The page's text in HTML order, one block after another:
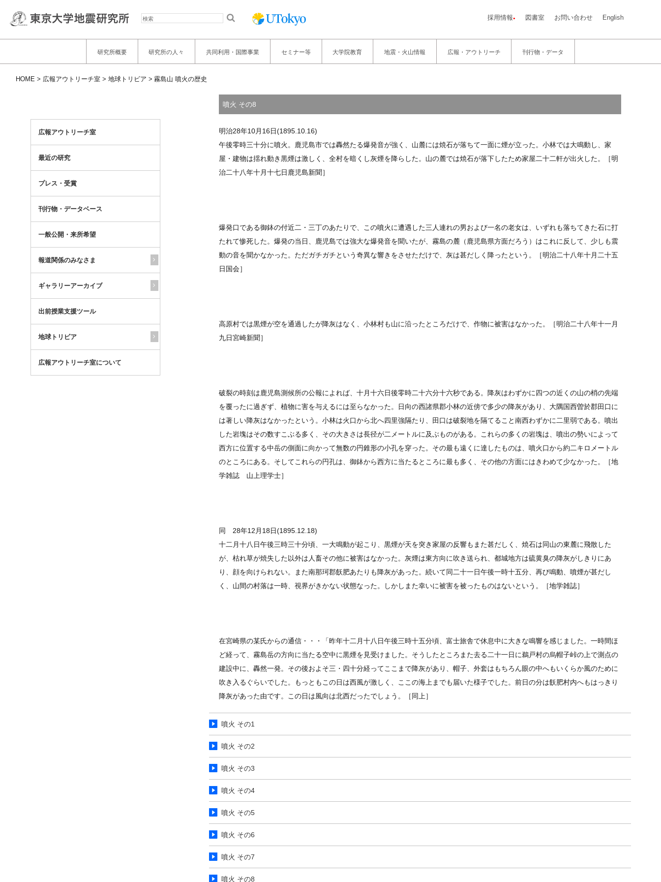
採用情報 図書室 お問い合わせ English
研究所概要 研究所の人々 共同利用・国際事業 セミナー等 大学院教育 地震・火山情報 広報・アウトリーチ 刊行物・データ
HOME 広報アウトリーチ室 地球トリビア 霧島山 噴火の歴史
広報アウトリーチ室
最近の研究
プレス・受賞
刊行物・データベース
一般公開・来所希望
報道関係のみなさま
ギャラリーアーカイブ
出前授業支援ツール
地球トリビア
広報アウトリーチ室について
噴火 その8
明治28年10月16日(1895.10.16)
午後零時三十分に噴火。鹿児島市では轟然たる爆発音が強く、山麓には焼石が落ちて一面に煙が立った。小林では大鳴動し、家
屋・建物は揺れ動き黒煙は激しく、全村を暗くし灰煙を降らした。山の麓では焼石が落下したため家屋二十二軒が出火した。［明
治二十八年十月十七日鹿児島新聞］
爆発口である御鉢の付近二・三丁のあたりで、この噴火に遭遇した三人連れの男および一名の老女は、いずれも落ちてきた石に打
たれて惨死した。爆発の当日、鹿児島では強大な爆発音を聞いたが、霧島の麓（鹿児島県方面だろう）はこれに反して、少しも震
動の音を聞かなかった。ただガチガチという奇異な響きをさせただけで、灰は甚だしく降ったという。［明治二十八年十月二十五
日国会］
高原村では黒煙が空を通過したが降灰はなく、小林村も山に沿ったところだけで、作物に被害はなかった。［明治二十八年十一月
九日宮崎新聞］
破裂の時刻は鹿児島測候所の公報によれば、十月十六日後零時二十六分十六秒である。降灰はわずかに四つの近くの山の梢の先端
を覆ったに過ぎず、植物に害を与えるには至らなかった。日向の西諸県郡小林の近傍で多少の降灰があり、大隅国西曽於郡田口に
は著しい降灰はなかったという。小林は火口から北へ四里強隔たり、田口は破裂地を隔てること南西わずかに二里弱である。噴出
した岩塊はその数すこぶる多く、その大きさは長径が二メートルに及ぶものがある。これらの多くの岩塊は、噴出の勢いによって
西方に位置する中岳の側面に向かって無数の円錐形の小孔を穿った。その最も遠くに達したものは、噴火口から約二キロメートル
のところにある。そしてこれらの円孔は、御鉢から西方に当たるところに最も多く、その他の方面にはきわめて少なかった。［地
学雑誌 山上理学士］
同 28年12月18日(1895.12.18)
十二月十八日午後三時三十分頃、一大鳴動が起こり、黒煙が天を突き家屋の反響もまた甚だしく、焼石は同山の東麓に飛散した
が、枯れ草が焼失した以外は人畜その他に被害はなかった。灰煙は東方向に吹き送られ、都城地方は硫黄臭の降灰がしきりにあ
り、顔を向けられない。また南那珂郡飫肥あたりも降灰があった。続いて同二十一日午後一時十五分、再び鳴動、噴煙が甚だし
く、山間の村落は一時、視界がきかない状態なった。しかしまた幸いに被害を被ったものはないという。［地学雑誌］
在宮崎県の某氏からの通信・・・「昨年十二月十八日午後三時十五分頃、富士旅舎で休息中に大きな鳴響を感じました。一時間ほ
ど経って、霧島岳の方向に当たる空中に黒煙を見受けました。そうしたところまた去る二十一日に鵜戸村の烏帽子峠の上で測点の
建設中に、轟然一発。その後およそ三・四十分経ってここまで降灰があり、帽子、外套はもちろん眼の中へもいくらか風のために
吹き入るぐらいでした。もっともこの日は西風が激しく、ここの海上までも届いた様子でした。前日の分は飫肥村内へもはっきり
降灰があった由です。この日は風向は北西だったでしょう。［同上］
噴火 その1
噴火 その2
噴火 その3
噴火 その4
噴火 その5
噴火 その6
噴火 その7
噴火 その8